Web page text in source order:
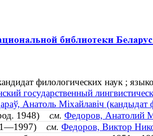
филологических наук ;
государственный
Анатоль Міхайлавіч (кандыдат
1948) см. Федоров, Анатолий
см. Федоров, Виктор